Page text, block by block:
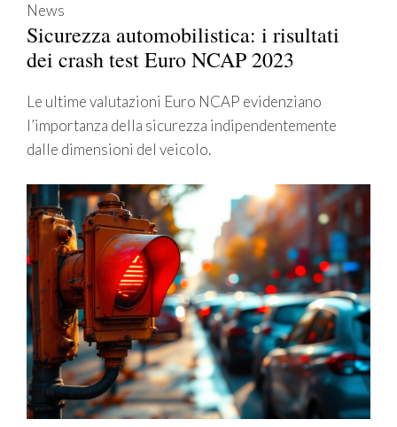
News
Sicurezza automobilistica: i risultati
dei crash test Euro NCAP 2023
Le ultime valutazioni Euro NCAP evidenziano
l’importanza della sicurezza indipendentemente
dalle dimensioni del veicolo.